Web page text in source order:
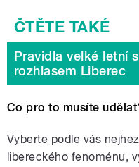
Pravidla velké letní
rozhlasem Liberec
Co pro to musíte
Vyberte podle vás
libereckého fenoménu,